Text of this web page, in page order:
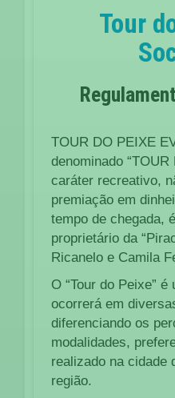
Tour
TOUR DO PEIXE
denominado “TOUR
caráter recreativo,
premiação em
tempo de chegada,
proprietário da
Ricanelo e Camila
O “Tour do Peixe”
ocorrerá em
diferenciando os
modalidades,
realizado na cidade
região.